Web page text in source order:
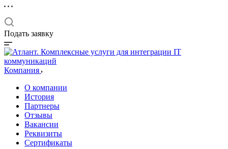
Подать заявку
Компания
О компании
История
Партнеры
Отзывы
Вакансии
Реквизиты
Сертификаты